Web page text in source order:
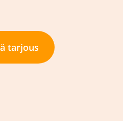
tarjous